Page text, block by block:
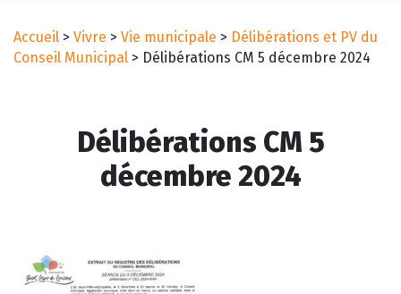
Accueil > Vivre > Vie municipale > Délibérations et PV du
Conseil Municipal > Délibérations CM 5 décembre 2024
Délibérations CM 5
décembre 2024